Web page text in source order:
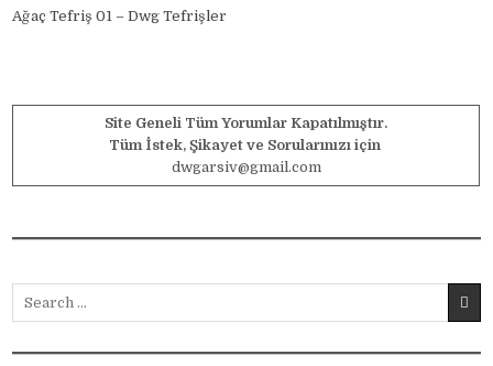
Ağaç Tefriş 01 – Dwg Tefrişler
Site Geneli Tüm Yorumlar Kapatılmıştır.
Tüm İstek, Şikayet ve Sorularınızı için
dwgarsiv@gmail.com
Search for: